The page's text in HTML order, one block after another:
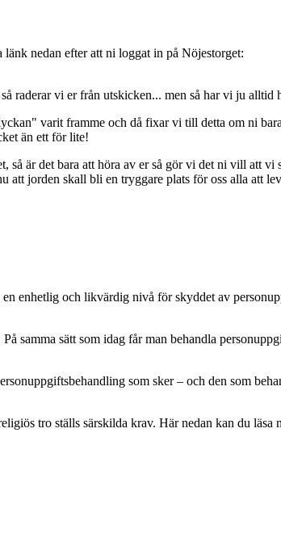
nedan efter att ni loggat in på Nöjestorget:
vi er från utskicken... men så har vi ju alltid
varit framme och då fixar vi till detta om ni
än ett för lite!
så är det bara att höra av er så gör vi det ni vill att
att jorden skall bli en tryggare plats för oss alla att
enhetlig och likvärdig nivå för skyddet av
samma sätt som idag får man behandla
som sker – och den som
tro ställs särskilda krav. Här nedan kan du läsa